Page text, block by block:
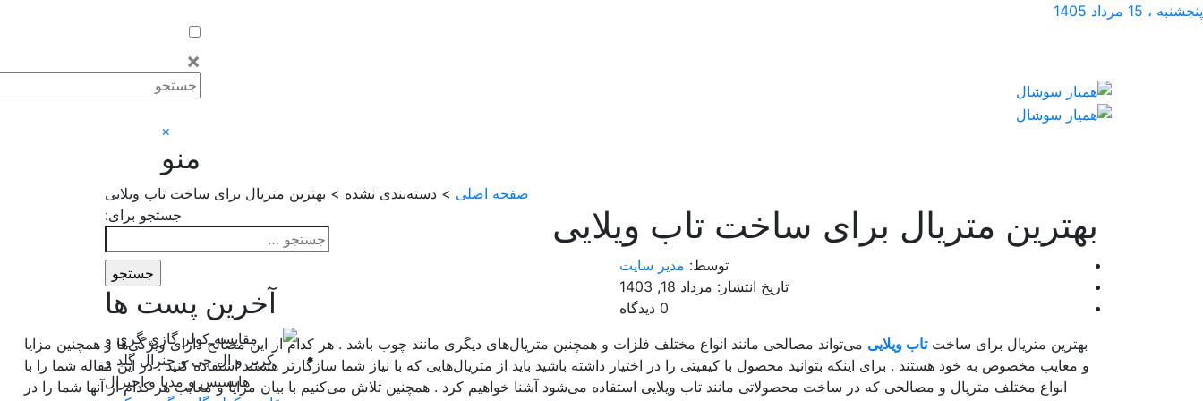
پنجشنبه ، 15 مرداد 1405
×
×
منو
صفحه اصلی > دسته‌بندی نشده > بهترین متریال برای ساخت تاب ویلایی
بهترین متریال برای ساخت تاب ویلایی
توسط: مدیر سایت
تاریخ انتشار: مرداد 18, 1403
0 دیدگاه
بهترین متریال برای ساختتاب ویلایی می‌تواند مصالحی مانند انواع مختلف فلزات و همچنین متریال‌های دیگری مانند چوب باشد . هر کدام از این مصالح دارای ویژگی‌ها و همچنین مزایا
و معایب مخصوص به خود هستند . برای اینکه بتوانید محصول با کیفیتی را در اختیار داشته باشید باید از متریال‌هایی که با نیاز شما سازگارتر هستند استفاده کنید . در این مقاله شما را با
انواع مختلف متریال و مصالحی که در ساخت محصولاتی مانند تاب ویلایی استفاده می‌شود آشنا خواهیم کرد . همچنین تلاش می‌کنیم با بیان مزایا و معایب هر کدام از آنها شما را در
جستجو برای:
آخرین پست ها